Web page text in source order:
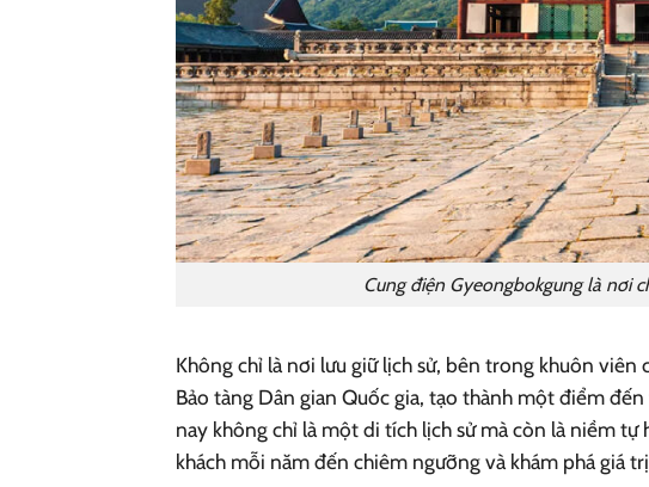
Cung điện Gyeongbokgung là nơi
Không chỉ là nơi lưu giữ lịch sử, bên trong khuôn
Bảo tàng Dân gian Quốc gia, tạo thành một điểm
nay không chỉ là một di tích lịch sử mà còn là niềm
khách mỗi năm đến chiêm ngưỡng và khám phá giá